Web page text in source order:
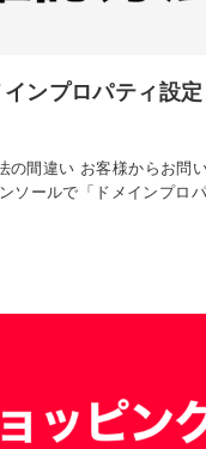
ンプロパティ設
の間違い お客様からお問
ソールで「ドメインプロ